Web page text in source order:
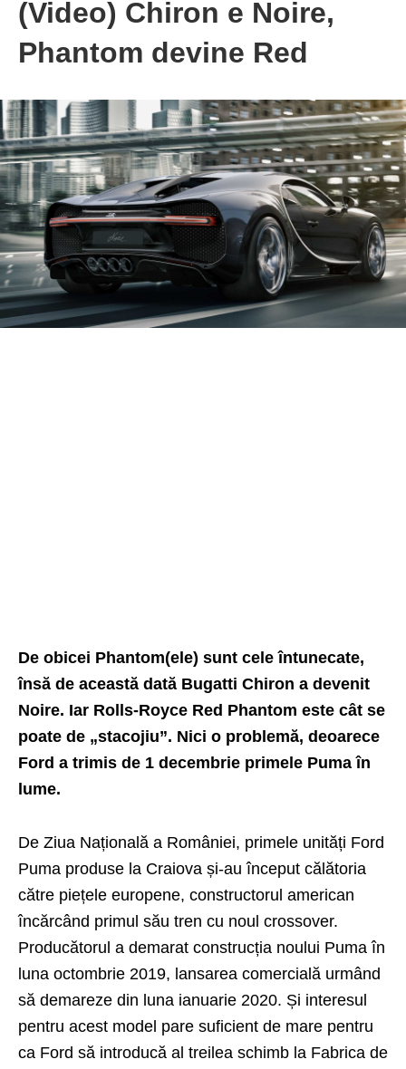
(Video) Chiron e Noire,
Phantom devine Red
De obicei Phantom(ele) sunt cele întunecate,
însă de această dată Bugatti Chiron a devenit
Noire. Iar Rolls-Royce Red Phantom este cât se
poate de „stacojiu”. Nici o problemă, deoarece
Ford a trimis de 1 decembrie primele Puma în
lume.
De Ziua Națională a României, primele unități Ford
Puma produse la Craiova și-au început călătoria
către piețele europene, constructorul american
încărcând primul său tren cu noul crossover.
Producătorul a demarat construcția noului Puma în
luna octombrie 2019, lansarea comercială urmând
să demareze din luna ianuarie 2020. Și interesul
pentru acest model pare suficient de mare pentru
ca Ford să introducă al treilea schimb la Fabrica de